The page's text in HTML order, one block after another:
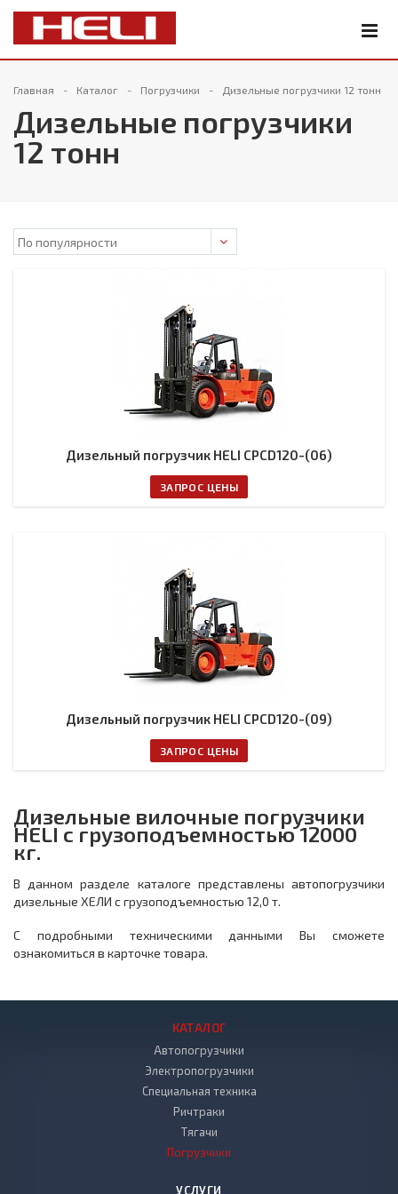
Главная Каталог Погрузчики Дизельные погрузчики 12 тонн
Дизельные погрузчики
12 тонн
Дизельный погрузчик HELI CPCD120-(06)
ЗАПРОС ЦЕНЫ
Дизельный погрузчик HELI CPCD120-(09)
ЗАПРОС ЦЕНЫ
Дизельные вилочные погрузчики
HELI с грузоподъемностью 12000
кг.
В данном разделе каталоге представлены автопогрузчики
дизельные ХЕЛИ с грузоподъемностью 12,0 т.
С подробными техническими данными Вы сможете
ознакомиться в карточке товара.
КАТАЛОГ
Автопогрузчики
Электропогрузчики
Специальная техника
Ричтраки
Тягачи
Погрузчики
УСЛУГИ